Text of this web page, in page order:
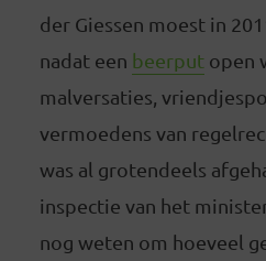
der Giessen moest in
nadat een beerputopen
malversaties,
vermoedens van
was al grotendeels
inspectie van het
nog weten om hoeveel